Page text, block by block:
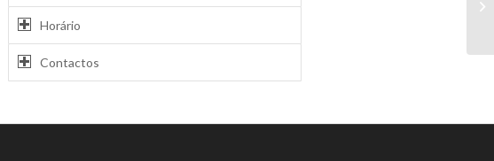
Horário
Contactos